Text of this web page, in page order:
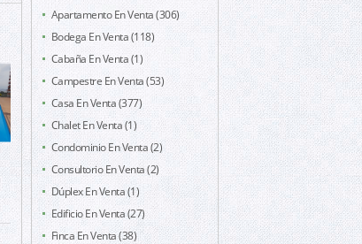
Apartamento En Venta (306)
Bodega En Venta (118)
Cabaña En Venta (1)
Campestre En Venta (53)
Casa En Venta (377)
Chalet En Venta (1)
Condominio En Venta (2)
Consultorio En Venta (2)
Dúplex En Venta (1)
Edificio En Venta (27)
Finca En Venta (38)